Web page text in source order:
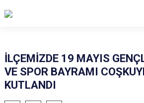
Acıpayam
Çardak
İLÇEMİZDE 19 MAYIS
VE SPOR BAYRAMI
KUTLANDI